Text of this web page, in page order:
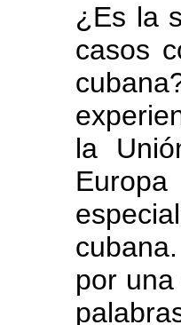
¿Es la
casos
la
por